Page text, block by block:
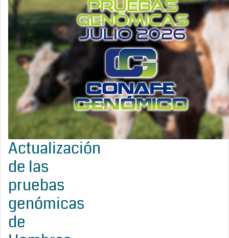
Actualización
de las
pruebas
genómicas
de